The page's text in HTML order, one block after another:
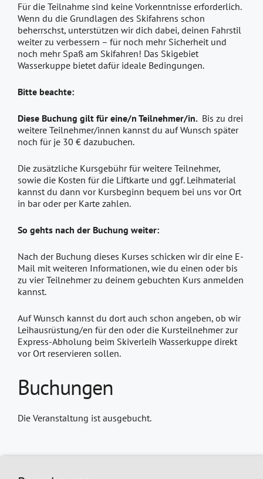
Für die Teilnahme sind keine Vorkenntnisse erforderlich.
Wenn du die Grundlagen des Skifahrens schon
beherrschst, unterstützen wir dich dabei, deinen Fahrstil
weiter zu verbessern – für noch mehr Sicherheit und
noch mehr Spaß am Skifahren! Das Skigebiet
Wasserkuppe bietet dafür ideale Bedingungen.
Bitte beachte:
Diese Buchung gilt für eine/n Teilnehmer/in. Bis zu drei
weitere Teilnehmer/innen kannst du auf Wunsch später
noch für je 30 € dazubuchen.
Die zusätzliche Kursgebühr für weitere Teilnehmer,
sowie die Kosten für die Liftkarte und ggf. Leihmaterial
kannst du dann vor Kursbeginn bequem bei uns vor Ort
in bar oder per Karte zahlen.
So gehts nach der Buchung weiter:
Nach der Buchung dieses Kurses schicken wir dir eine E-
Mail mit weiteren Informationen, wie du einen oder bis
zu vier Teilnehmer zu deinem gebuchten Kurs anmelden
kannst.
Auf Wunsch kannst du dort auch schon angeben, ob wir
Leihausrüstung/en für den oder die Kursteilnehmer zur
Express-Abholung beim Skiverleih Wasserkuppe direkt
vor Ort reservieren sollen.
Buchungen
Die Veranstaltung ist ausgebucht.